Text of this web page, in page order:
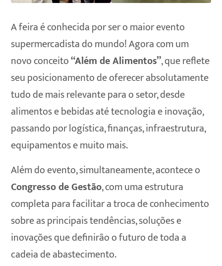
A feira é conhecida por ser o maior evento
supermercadista do mundo! Agora com um
novo conceito“Além de Alimentos”, que reflete
seu posicionamento de oferecer absolutamente
tudo de mais relevante para o setor, desde
alimentos e bebidas até tecnologia e inovação,
passando por logística, finanças, infraestrutura,
equipamentos e muito mais.
Além do evento, simultaneamente, acontece o
Congresso de Gestão, com uma estrutura
completa para facilitar a troca de conhecimento
sobre as principais tendências, soluções e
inovações que definirão o futuro de toda a
cadeia de abastecimento.